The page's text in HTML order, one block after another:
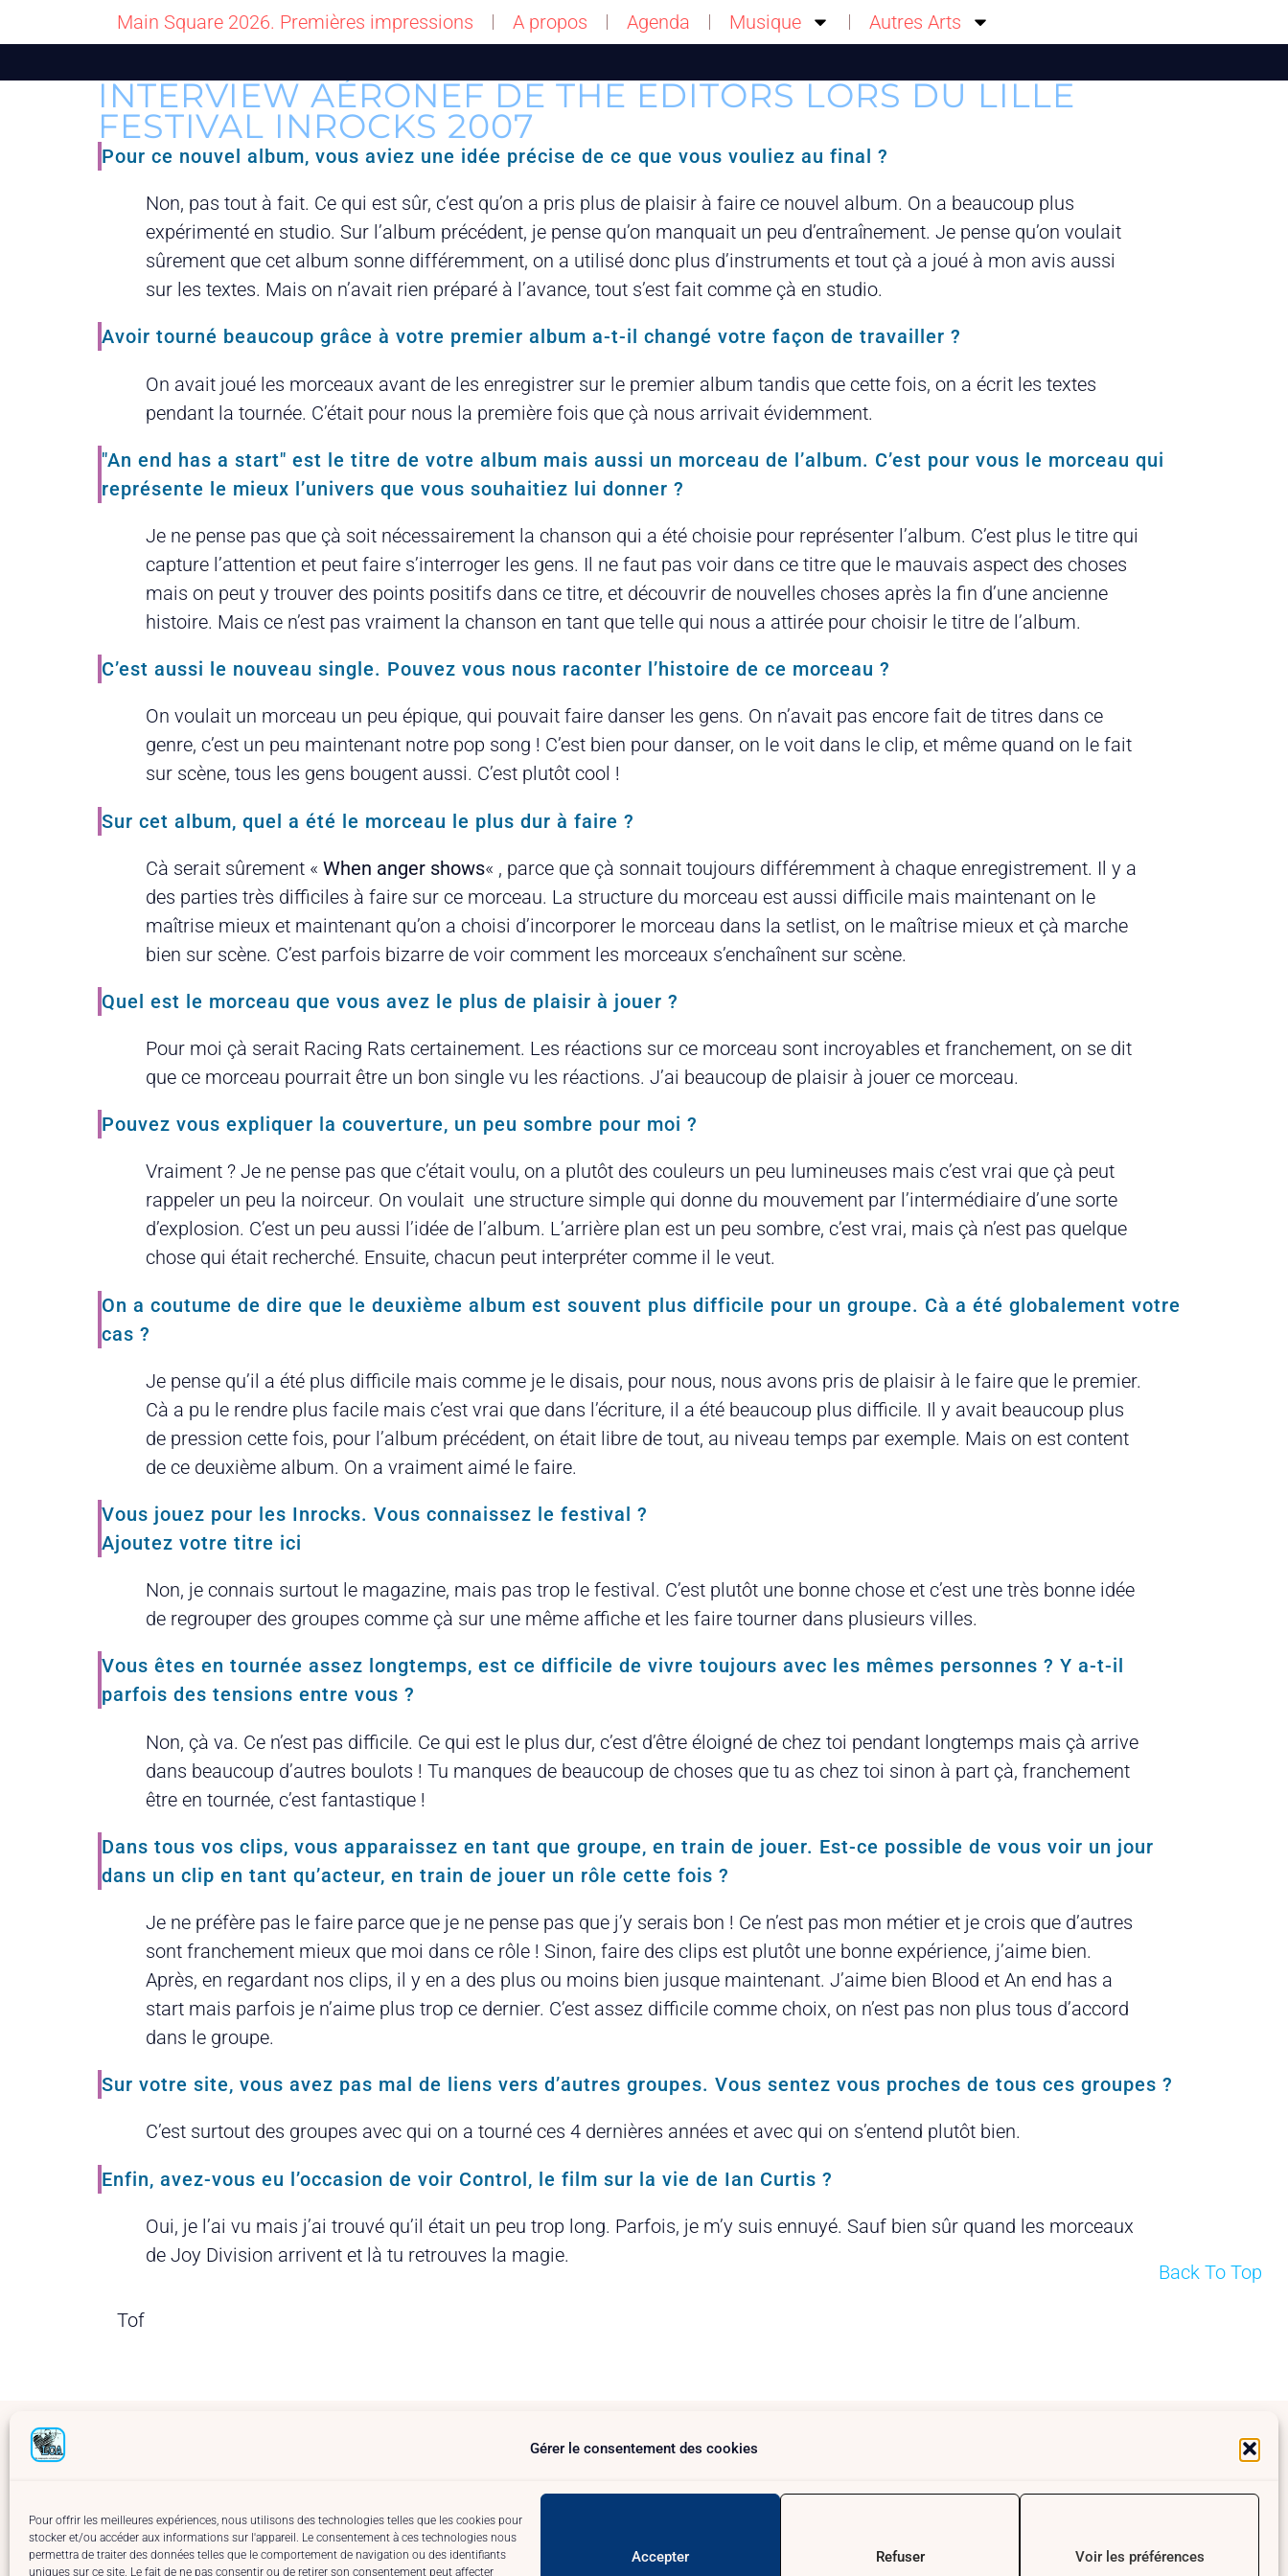
Gérer le consentement des cookies
Pour offrir les meilleures expériences, nous utilisons des technologies telles que les cookies pour
stocker et/ou accéder aux informations sur l'appareil. Le consentement à ces technologies nous
permettra de traiter des données telles que le comportement de navigation ou des identifiants
uniques sur ce site. Le fait de ne pas consentir ou de retirer son consentement peut affecter
Accepter Refuser Voir les préférences
Main Square 2026. Premières impressions A propos Agenda Musique Autres Arts
INTERVIEW AÉRONEF DE THE EDITORS LORS DU LILLE
FESTIVAL INROCKS 2007
Pour ce nouvel album, vous aviez une idée précise de ce que vous vouliez au final ?
Non, pas tout à fait. Ce qui est sûr, c’est qu’on a pris plus de plaisir à faire ce nouvel album. On a beaucoup plus
expérimenté en studio. Sur l’album précédent, je pense qu’on manquait un peu d’entraînement. Je pense qu’on voulait
sûrement que cet album sonne différemment, on a utilisé donc plus d’instruments et tout çà a joué à mon avis aussi
sur les textes. Mais on n’avait rien préparé à l’avance, tout s’est fait comme çà en studio.
Avoir tourné beaucoup grâce à votre premier album a-t-il changé votre façon de travailler ?
On avait joué les morceaux avant de les enregistrer sur le premier album tandis que cette fois, on a écrit les textes
pendant la tournée. C’était pour nous la première fois que çà nous arrivait évidemment.
"An end has a start" est le titre de votre album mais aussi un morceau de l’album. C’est pour vous le morceau qui
représente le mieux l’univers que vous souhaitiez lui donner ?
Je ne pense pas que çà soit nécessairement la chanson qui a été choisie pour représenter l’album. C’est plus le titre qui
capture l’attention et peut faire s’interroger les gens. Il ne faut pas voir dans ce titre que le mauvais aspect des choses
mais on peut y trouver des points positifs dans ce titre, et découvrir de nouvelles choses après la fin d’une ancienne
histoire. Mais ce n’est pas vraiment la chanson en tant que telle qui nous a attirée pour choisir le titre de l’album.
C’est aussi le nouveau single. Pouvez vous nous raconter l’histoire de ce morceau ?
On voulait un morceau un peu épique, qui pouvait faire danser les gens. On n’avait pas encore fait de titres dans ce
genre, c’est un peu maintenant notre pop song ! C’est bien pour danser, on le voit dans le clip, et même quand on le fait
sur scène, tous les gens bougent aussi. C’est plutôt cool !
Sur cet album, quel a été le morceau le plus dur à faire ?
Cà serait sûrement « When anger shows« , parce que çà sonnait toujours différemment à chaque enregistrement. Il y a
des parties très difficiles à faire sur ce morceau. La structure du morceau est aussi difficile mais maintenant on le
maîtrise mieux et maintenant qu’on a choisi d’incorporer le morceau dans la setlist, on le maîtrise mieux et çà marche
bien sur scène. C’est parfois bizarre de voir comment les morceaux s’enchaînent sur scène.
Quel est le morceau que vous avez le plus de plaisir à jouer ?
Pour moi çà serait Racing Rats certainement. Les réactions sur ce morceau sont incroyables et franchement, on se dit
que ce morceau pourrait être un bon single vu les réactions. J’ai beaucoup de plaisir à jouer ce morceau.
Pouvez vous expliquer la couverture, un peu sombre pour moi ?
Vraiment ? Je ne pense pas que c’était voulu, on a plutôt des couleurs un peu lumineuses mais c’est vrai que çà peut
rappeler un peu la noirceur. On voulait une structure simple qui donne du mouvement par l’intermédiaire d’une sorte
d’explosion. C’est un peu aussi l’idée de l’album. L’arrière plan est un peu sombre, c’est vrai, mais çà n’est pas quelque
chose qui était recherché. Ensuite, chacun peut interpréter comme il le veut.
On a coutume de dire que le deuxième album est souvent plus difficile pour un groupe. Cà a été globalement votre
cas ?
Je pense qu’il a été plus difficile mais comme je le disais, pour nous, nous avons pris de plaisir à le faire que le premier.
Cà a pu le rendre plus facile mais c’est vrai que dans l’écriture, il a été beaucoup plus difficile. Il y avait beaucoup plus
de pression cette fois, pour l’album précédent, on était libre de tout, au niveau temps par exemple. Mais on est content
de ce deuxième album. On a vraiment aimé le faire.
Vous jouez pour les Inrocks. Vous connaissez le festival ?
Ajoutez votre titre ici
Non, je connais surtout le magazine, mais pas trop le festival. C’est plutôt une bonne chose et c’est une très bonne idée
de regrouper des groupes comme çà sur une même affiche et les faire tourner dans plusieurs villes.
Vous êtes en tournée assez longtemps, est ce difficile de vivre toujours avec les mêmes personnes ? Y a-t-il
parfois des tensions entre vous ?
Non, çà va. Ce n’est pas difficile. Ce qui est le plus dur, c’est d’être éloigné de chez toi pendant longtemps mais çà arrive
dans beaucoup d’autres boulots ! Tu manques de beaucoup de choses que tu as chez toi sinon à part çà, franchement
être en tournée, c’est fantastique !
Dans tous vos clips, vous apparaissez en tant que groupe, en train de jouer. Est-ce possible de vous voir un jour
dans un clip en tant qu’acteur, en train de jouer un rôle cette fois ?
Je ne préfère pas le faire parce que je ne pense pas que j’y serais bon ! Ce n’est pas mon métier et je crois que d’autres
sont franchement mieux que moi dans ce rôle ! Sinon, faire des clips est plutôt une bonne expérience, j’aime bien.
Après, en regardant nos clips, il y en a des plus ou moins bien jusque maintenant. J’aime bien Blood et An end has a
start mais parfois je n’aime plus trop ce dernier. C’est assez difficile comme choix, on n’est pas non plus tous d’accord
dans le groupe.
Sur votre site, vous avez pas mal de liens vers d’autres groupes. Vous sentez vous proches de tous ces groupes ?
C’est surtout des groupes avec qui on a tourné ces 4 dernières années et avec qui on s’entend plutôt bien.
Enfin, avez-vous eu l’occasion de voir Control, le film sur la vie de Ian Curtis ?
Oui, je l’ai vu mais j’ai trouvé qu’il était un peu trop long. Parfois, je m’y suis ennuyé. Sauf bien sûr quand les morceaux
de Joy Division arrivent et là tu retrouves la magie.
Tof
© 2024 La Compagnie Artistique
MainSquare Arras – 2025
A propos
Réseaux et Contact
Nous contacter
Back To Top